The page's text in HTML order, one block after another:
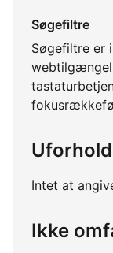
Søgefiltre
Søgefiltre er
Intet at
Ikke